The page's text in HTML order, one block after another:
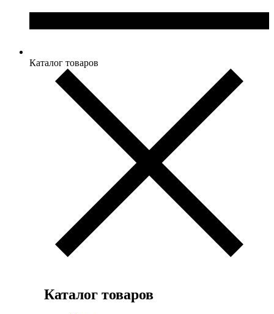
Каталог товаров
Каталог товаров